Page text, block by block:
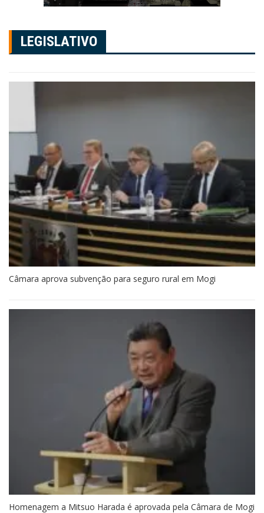
LEGISLATIVO
Câmara aprova subvenção para seguro rural em Mogi
Homenagem a Mitsuo Harada é aprovada pela Câmara de Mogi